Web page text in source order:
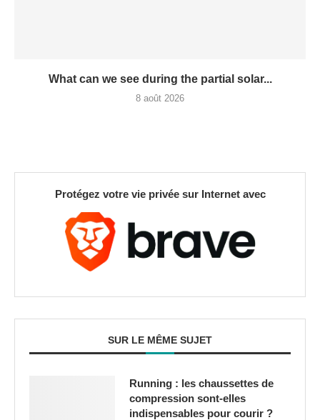
What can we see during the partial solar...
8 août 2026
Protégez votre vie privée sur Internet avec
SUR LE MÊME SUJET
Running : les chaussettes de
compression sont-elles
indispensables pour courir ?